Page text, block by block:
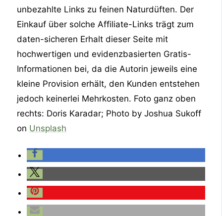
unbezahlte Links zu feinen Naturdüften. Der
Einkauf über solche Affiliate-Links trägt zum
daten-sicheren Erhalt dieser Seite mit
hochwertigen und evidenzbasierten Gratis-
Informationen bei, da die Autorin jeweils eine
kleine Provision erhält, den Kunden entstehen
jedoch keinerlei Mehrkosten. Foto ganz oben
rechts: Doris Karadar; Photo by Joshua Sukoff
on Unsplash